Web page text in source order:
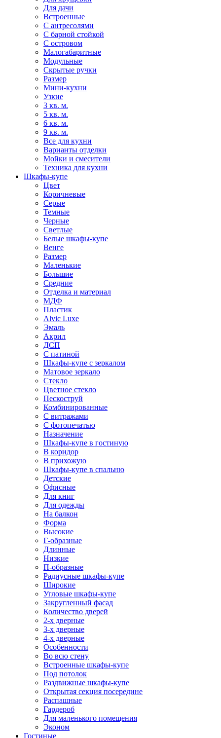
Для дачи
Встроенные
С антресолями
С барной стойкой
С островом
Малогабаритные
Модульные
Скрытые ручки
Размер
Мини-кухни
Узкие
3 кв. м.
5 кв. м.
6 кв. м.
9 кв. м.
Все для кухни
Варианты отделки
Мойки и смесители
Техника для кухни
Шкафы-купе
Цвет
Коричневые
Серые
Темные
Черные
Светлые
Белые шкафы-купе
Венге
Размер
Маленькие
Большие
Средние
Отделка и материал
МДФ
Пластик
Alvic Luxe
Эмаль
Акрил
ДСП
С патиной
Шкафы-купе с зеркалом
Матовое зеркало
Стекло
Цветное стекло
Пескоструй
Комбинированные
С витражами
С фотопечатью
Назначение
Шкафы-купе в гостиную
В коридор
В прихожую
Шкафы-купе в спальню
Детские
Офисные
Для книг
Для одежды
На балкон
Форма
Высокие
Г-образные
Длинные
Низкие
П-образные
Радиусные шкафы-купе
Широкие
Угловые шкафы-купе
Закругленный фасад
Количество дверей
2-х дверные
3-х дверные
4-х дверные
Особенности
Во всю стену
Встроенные шкафы-купе
Под потолок
Раздвижные шкафы-купе
Открытая секция посередине
Распашные
Гардероб
Для маленького помещения
Эконом
Гостиные